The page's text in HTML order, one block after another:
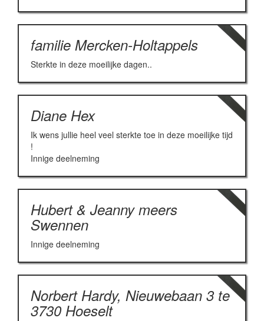
familie Mercken-Holtappels
Sterkte in deze moeilijke dagen..
Diane Hex
Ik wens jullie heel veel sterkte toe in deze moeilijke tijd
!
Innige deelneming
Hubert & Jeanny meers
Swennen
Innige deelneming
Norbert Hardy, Nieuwebaan 3 te
3730 Hoeselt